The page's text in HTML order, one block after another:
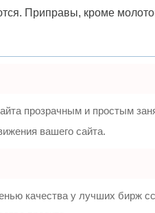
Приправы, кроме
прозрачным и простым
вашего сайта.
качества у лучших бирж